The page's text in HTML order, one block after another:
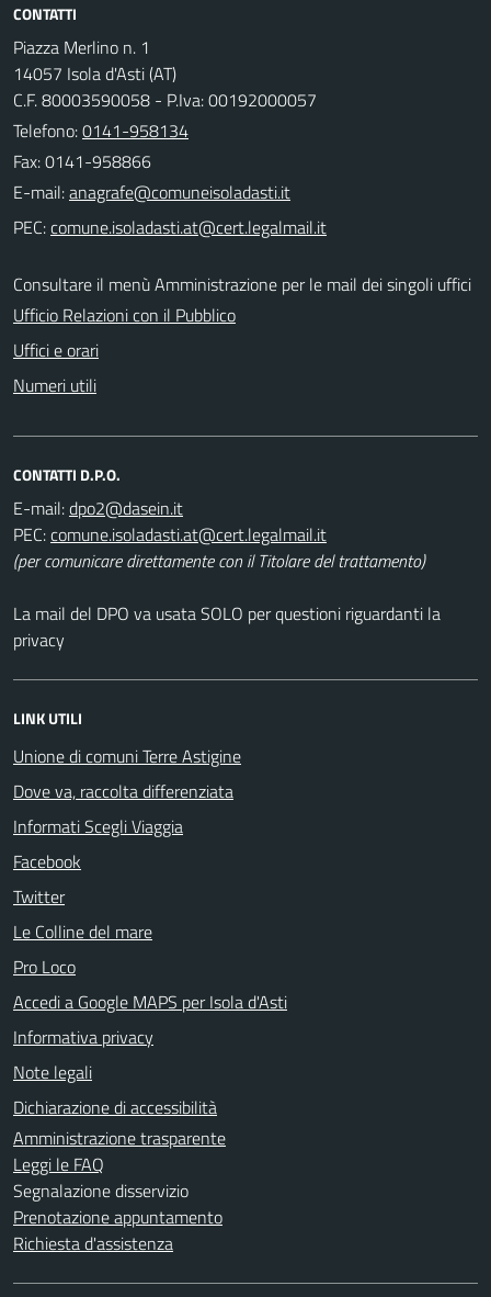
CONTATTI
Piazza Merlino n. 1
14057 Isola d'Asti (AT)
C.F. 80003590058 - P.Iva: 00192000057
Telefono:0141-958134
Fax: 0141-958866
E-mail:
PEC:
Consultare il menù Amministrazione per le mail dei singoli uffici
Ufficio Relazioni con il Pubblico
Uffici e orari
Numeri utili
CONTATTI D.P.O.
E-mail:
PEC:
(per comunicare direttamente con il Titolare del trattamento)
La mail del DPO va usata SOLO per questioni riguardanti la
privacy
LINK UTILI
Unione di comuni Terre Astigine
Dove va, raccolta differenziata
Informati Scegli Viaggia
Facebook
Twitter
Le Colline del mare
Pro Loco
Accedi a Google MAPS per Isola d'Asti
Informativa privacy
Note legali
Dichiarazione di accessibilità
Amministrazione trasparente
Leggi le FAQ
Segnalazione disservizio
Prenotazione appuntamento
Richiesta d'assistenza